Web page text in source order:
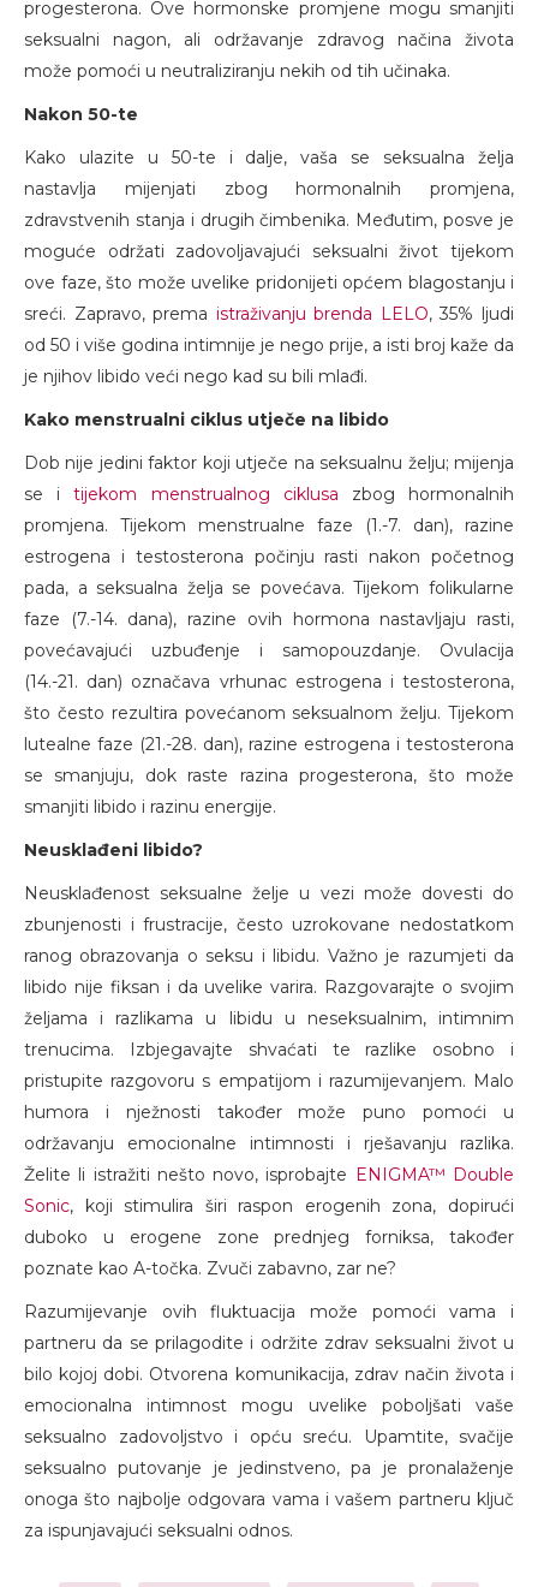
progesterona. Ove hormonske promjene mogu smanjiti
seksualni nagon, ali održavanje zdravog načina života
može pomoći u neutraliziranju nekih od tih učinaka.
Nakon 50-te
Kako ulazite u 50-te i dalje, vaša se seksualna želja
nastavlja mijenjati zbog hormonalnih promjena,
zdravstvenih stanja i drugih čimbenika. Međutim, posve je
moguće održati zadovoljavajući seksualni život tijekom
ove faze, što može uvelike pridonijeti općem blagostanju i
sreći. Zapravo, prema istraživanju brenda LELO, 35% ljudi
od 50 i više godina intimnije je nego prije, a isti broj kaže da
je njihov libido veći nego kad su bili mlađi.
Kako menstrualni ciklus utječe na libido
Dob nije jedini faktor koji utječe na seksualnu želju; mijenja
se i tijekom menstrualnog ciklusa zbog hormonalnih
promjena. Tijekom menstrualne faze (1.-7. dan), razine
estrogena i testosterona počinju rasti nakon početnog
pada, a seksualna želja se povećava. Tijekom folikularne
faze (7.-14. dana), razine ovih hormona nastavljaju rasti,
povećavajući uzbuđenje i samopouzdanje. Ovulacija
(14.-21. dan) označava vrhunac estrogena i testosterona,
što često rezultira povećanom seksualnom želju. Tijekom
lutealne faze (21.-28. dan), razine estrogena i testosterona
se smanjuju, dok raste razina progesterona, što može
smanjiti libido i razinu energije.
Neusklađeni libido?
Neusklađenost seksualne želje u vezi može dovesti do
zbunjenosti i frustracije, često uzrokovane nedostatkom
ranog obrazovanja o seksu i libidu. Važno je razumjeti da
libido nije fiksan i da uvelike varira. Razgovarajte o svojim
željama i razlikama u libidu u neseksualnim, intimnim
trenucima. Izbjegavajte shvaćati te razlike osobno i
pristupite razgovoru s empatijom i razumijevanjem. Malo
humora i nježnosti također može puno pomoći u
održavanju emocionalne intimnosti i rješavanju razlika.
Želite li istražiti nešto novo, isprobajte ENIGMA™ Double
Sonic, koji stimulira širi raspon erogenih zona, dopirući
duboko u erogene zone prednjeg forniksa, također
poznate kao A-točka. Zvuči zabavno, zar ne?
Razumijevanje ovih fluktuacija može pomoći vama i
partneru da se prilagodite i održite zdrav seksualni život u
bilo kojoj dobi. Otvorena komunikacija, zdrav način života i
emocionalna intimnost mogu uvelike poboljšati vaše
seksualno zadovoljstvo i opću sreću. Upamtite, svačije
seksualno putovanje je jedinstveno, pa je pronalaženje
onoga što najbolje odgovara vama i vašem partneru ključ
za ispunjavajući seksualni odnos.